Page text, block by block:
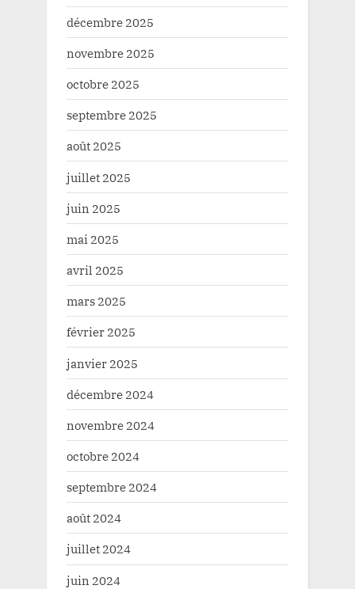
décembre 2025
novembre 2025
octobre 2025
septembre 2025
août 2025
juillet 2025
juin 2025
mai 2025
avril 2025
mars 2025
février 2025
janvier 2025
décembre 2024
novembre 2024
octobre 2024
septembre 2024
août 2024
juillet 2024
juin 2024